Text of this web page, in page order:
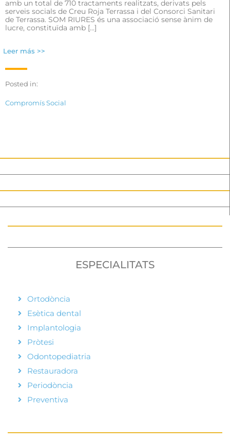
amb un total de 710 tractaments realitzats, derivats pels
serveis socials de Creu Roja Terrassa i del Consorci Sanitari
de Terrassa. SOM RIURES és una associació sense ànim de
lucre, constituïda amb […]
Leer más >>
Posted in:
Compromís Social
ESPECIALITATS
Ortodòncia
Esètica dental
Implantologia
Pròtesi
Odontopediatria
Restauradora
Periodòncia
Preventiva